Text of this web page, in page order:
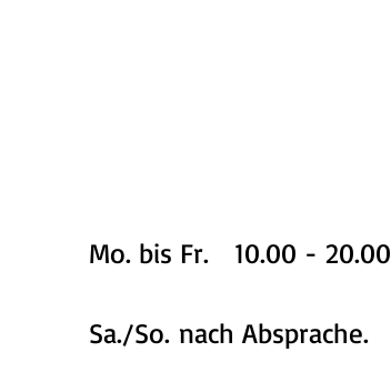
Mo. bis Fr. 10.00 - 20.00
Sa./So. nach Absprache.